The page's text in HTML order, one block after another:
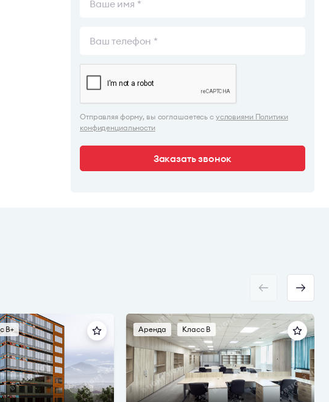
Отправляя форму, вы соглашаетесь с условиями Политики
конфиденциальности
Заказать звонок
B+ Аренда Класс B